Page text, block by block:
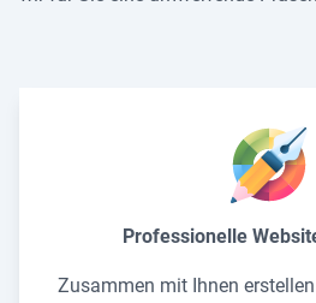
Professionelle
Zusammen mit Ihnen